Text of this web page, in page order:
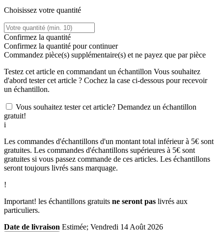
Choisissez votre quantité
Confirmez la quantité
Confirmez la quantité pour continuer
Commandez pièce(s) supplémentaire(s) et ne payez que par pièce
Testez cet article en commandant un échantillon Vous souhaitez
d'abord tester cet article ? Cochez la case ci-dessous pour recevoir
un échantillon.
Vous souhaitez tester cet article? Demandez un échantillon
gratuit!
i
Les commandes d'échantillons d'un montant total inférieur à 5€ sont
gratuites. Les commandes d'échantillons supérieures à 5€ sont
gratuites si vous passez commande de ces articles. Les échantillons
seront toujours livrés sans marquage.
!
Important! les échantillons gratuits ne seront pas livrés aux
particuliers.
Date de livraison Estimée; Vendredi 14 Août 2026